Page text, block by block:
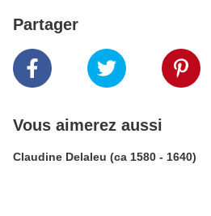
Partager
Vous aimerez aussi
Claudine Delaleu (ca 1580 - 1640)